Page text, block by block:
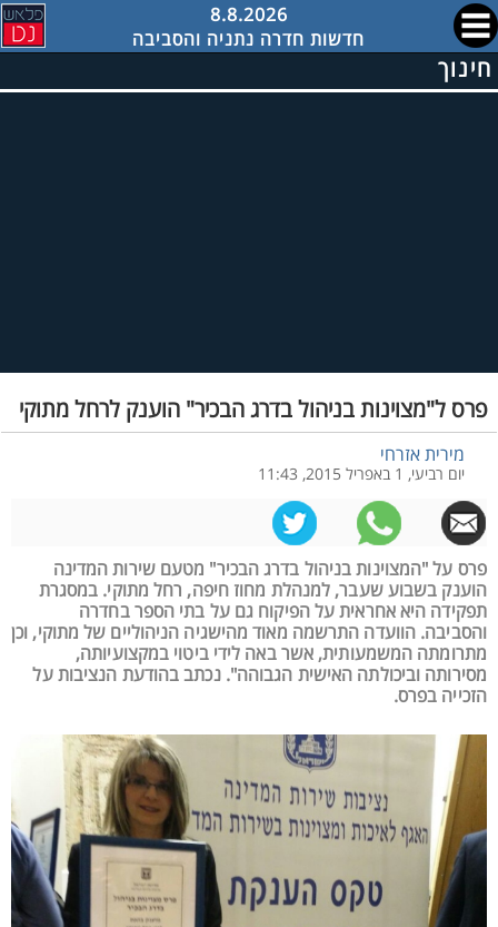
8.8.2026
חדשות חדרה נתניה והסביבה
חינוך
פרס ל"מצוינות בניהול בדרג הבכיר" הוענק לרחל מתוקי
מירית אזרחי
יום רביעי, 1 באפריל 2015, 11:43
פרס על "המצוינות בניהול בדרג הבכיר" מטעם שירות המדינה
הוענק בשבוע שעבר, למנהלת מחוז חיפה, רחל מתוקי. במסגרת
תפקידה היא אחראית על הפיקוח גם על בתי הספר בחדרה
והסביבה. הוועדה התרשמה מאוד מהישגיה הניהוליים של מתוקי, וכן
מתרומתה המשמעותית, אשר באה לידי ביטוי במקצועיותה,
מסירותה וביכולתה האישית הגבוהה". נכתב בהודעת הנציבות על
הזכייה בפרס.